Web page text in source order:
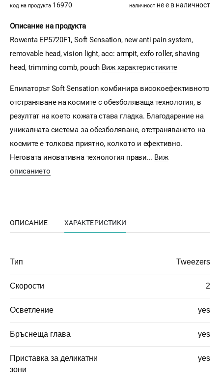
код на продукта 16970 наличност не е в наличност
Описание на продукта
Rowenta EP5720F1, Soft Sensation, new anti pain system,
removable head, vision light, acc: armpit, exfo roller, shaving
head, trimming comb, pouch Виж характеристиките
Епилаторът Soft Sensation комбинира високоефективното
отстраняване на космите с обезболяваща технология, в
резултат на което кожата става гладка. Благодарение на
уникалната система за обезболяване, отстраняването на
космите е толкова приятно, колкото и ефективно.
Неговата иновативна технология прави... Виж
описанието
ОПИСАНИЕ ХАРАКТЕРИСТИКИ
Тип Tweezers
Скорости 2
Осветление yes
Бръснеща глава yes
Приставка за деликатни
зони
yes